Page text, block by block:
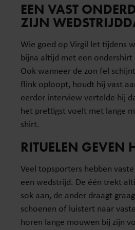
EEN VAST
ZIJN
Wie goed op Virgil let tijdens
bijna altijd met een
Ook wanneer de zon fel
flink oploopt, houdt hij vast
eerder interview vertelde hij
het prettigst voelt met lange
shirt.
RITUELEN GEVEN
Veel topsporters hebben
een wedstrijd. De één trekt
sok aan, de ander draagt
schoenen of luistert naar
horen lange mouwen bij zijn